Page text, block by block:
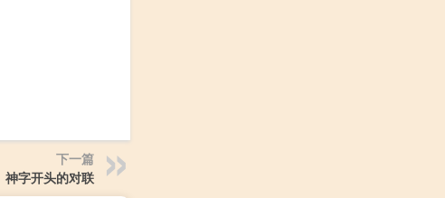
下一篇
神字开头的对联